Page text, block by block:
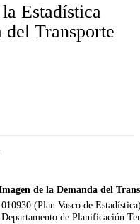
Estadística
del Transporte
de la Demanda del
010930 (Plan Vasco de
Departamento de Planificación